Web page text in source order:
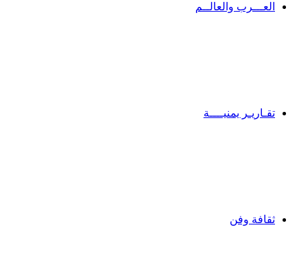
العـــرب والعالــم
تقـاريـر يمنيــــة
ثقافة وفن